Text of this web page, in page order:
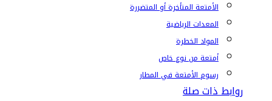
الأمتعة المتأخرة أو المتضررة
المعدات الرياضية
المواد الخطرة
أمتعة من نوع خاص
رسوم الأمتعة في المطار
روابط ذات صلة